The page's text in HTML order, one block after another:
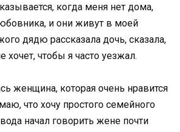
когда меня нет дома,
и они живут в моей
дядю рассказала дочь, сказала,
хочет, чтобы я часто уезжал.
женщина, которая очень нравится
что хочу простого семейного
начал говорить жене почти